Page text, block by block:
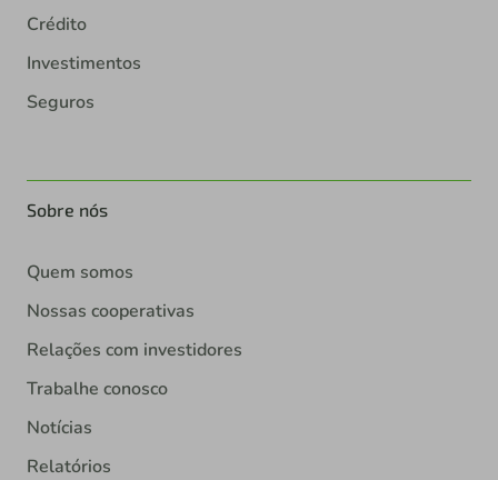
Crédito
Investimentos
Seguros
Sobre nós
Quem somos
Nossas cooperativas
Relações com investidores
Trabalhe conosco
Notícias
Relatórios